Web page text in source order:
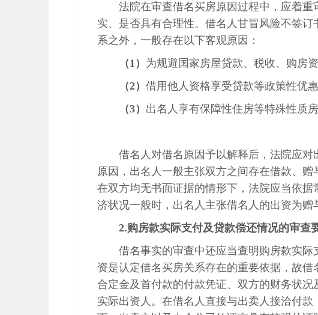
法院在审查借名买房原因过程中，应着
实、是否具有合理性。借名人甘冒风险不签
系之外，一般存在以下客观原因：
（1） 为规避国家房屋贷款、税收、购房
（2） 借用他人资格享受贷款等政策性优惠
（3） 出名人享有保障性住房等特殊性质
借名人对借名原因予以解释后，法院应
原因，出名人一般主张双方之间存在借款、赠
在双方均无书面证据的情形下，法院应当依
济状况一般时，出名人主张借名人的出资为赠
2.购房款实际支付及贷款偿还情况的审查
借名事实的审查中还应当查明购房款实
资是认定借名买房关系存在的重要依据，故
合定金及首付款的付款凭证、双方的财务状
实际出资人。在借名人直接与出卖人接洽付